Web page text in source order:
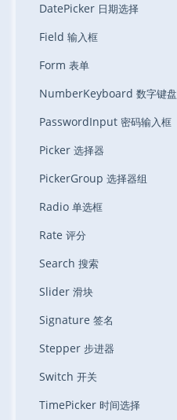
DatePicker 日期选择
Field 输入框
Form 表单
NumberKeyboard 数字键盘
PasswordInput 密码输入框
Picker 选择器
PickerGroup 选择器组
Radio 单选框
Rate 评分
Search 搜索
Slider 滑块
Signature 签名
Stepper 步进器
Switch 开关
TimePicker 时间选择